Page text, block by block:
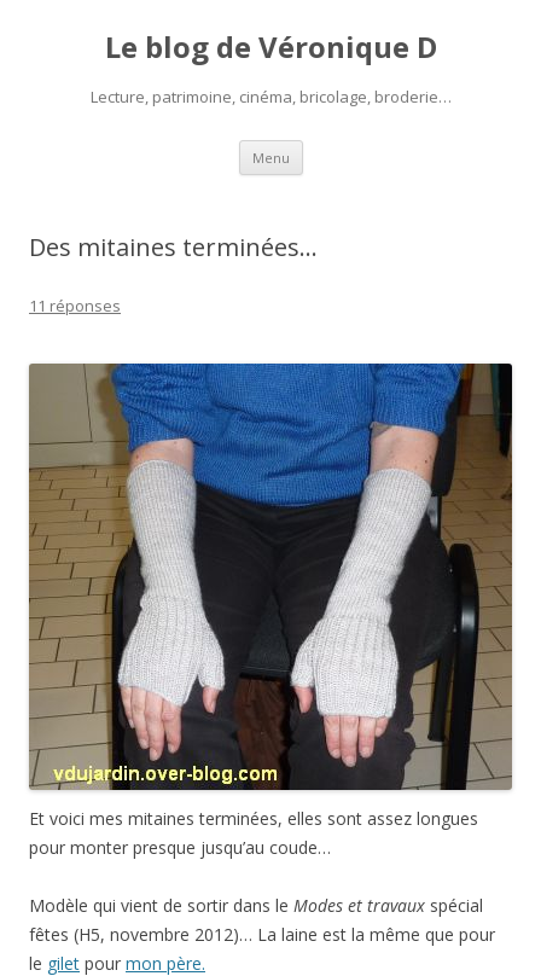
Le blog de Véronique D
Lecture, patrimoine, cinéma, bricolage, broderie…
Menu Aller
contenu
Des mitaines terminées…
11 réponses
Et voici mes mitaines terminées, elles sont assez longues
pour monter presque jusqu’au coude…
Modèle qui vient de sortir dans le Modes et travaux spécial
fêtes (H5, novembre 2012)… La laine est la même que pour
le gilet pour mon père.